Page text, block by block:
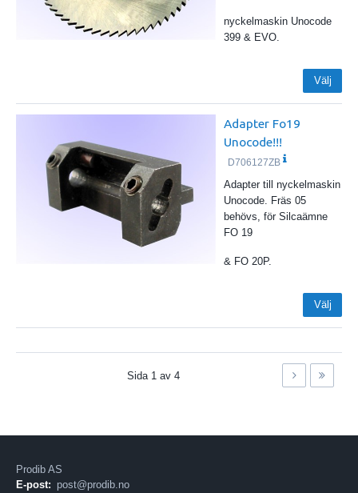
nyckelmaskin Unocode
399 & EVO.
Välj
Adapter Fo19
Unocode!!!
D706127ZB
Adapter till nyckelmaskin
Unocode. Fräs 05
behövs, för Silcaämne
FO 19
& FO 20P.
Välj
Sida 1 av 4
Prodib AS
E-post: post@prodib.no